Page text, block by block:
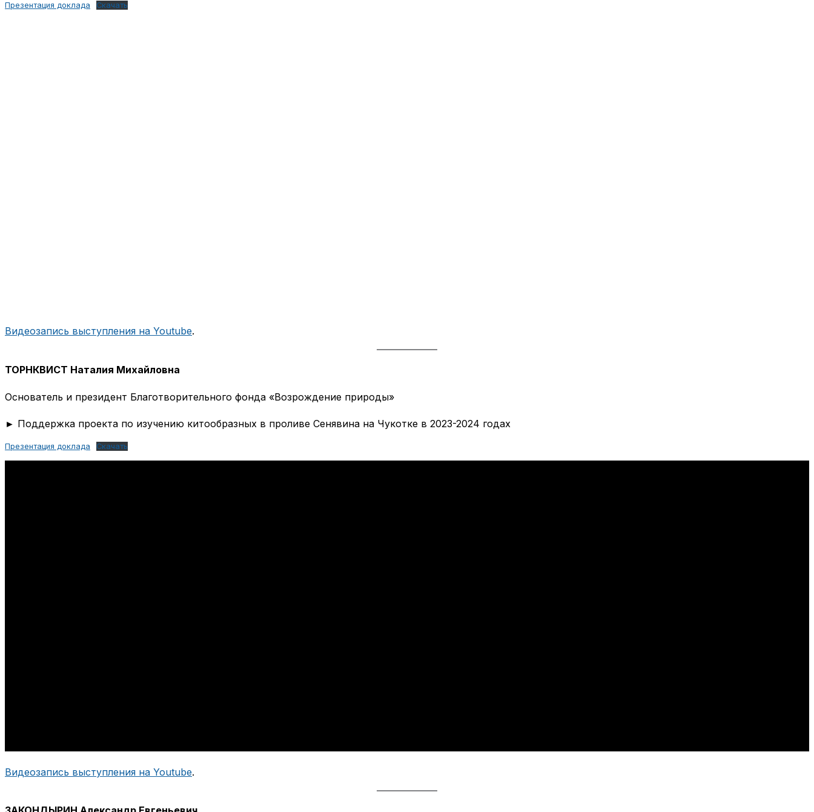
Презентация доклада Скачать
Видеозапись выступления на Youtube.
ТОРНКВИСТ Наталия Михайловна
Основатель и президент Благотворительного фонда «Возрождение природы»
► Поддержка проекта по изучению китообразных в проливе Сенявина на Чукотке в 2023-2024 годах
Презентация доклада Скачать
Видеозапись выступления на Youtube.